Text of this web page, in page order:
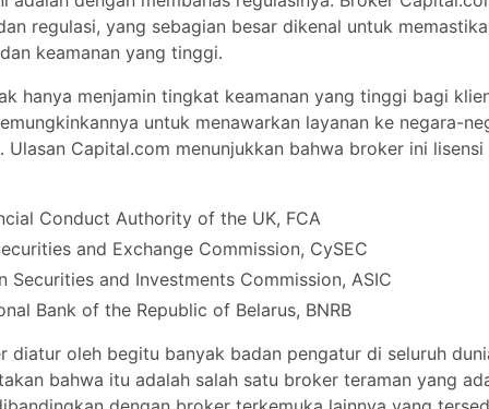
-
Negatif -
Ya
Tersedia 50+ pasangan
hanya menjamin tingkat keamanan yang tinggi bagi klien
untuk menawarkan layanan ke negara-negara di seluruh
bahwa broker ini lisensi nya sebagai berikut:
Conduct Authority of the UK, FCA
and Exchange Commission, CySEC
Securities and Investments Commission, ASIC
diatur oleh begitu banyak badan pengatur di seluruh dunia,
itu adalah salah satu broker teraman yang ada di pasar.
dengan broker terkemuka lainnya yang tersedia di pasar, perlu
tersebut tidak diatur oleh banyak agensi seperti yang lain.
Capital.com mampu menjaga keselamatan dan keamanan